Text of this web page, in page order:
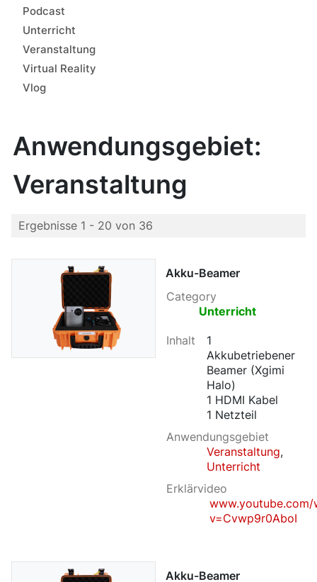
Anwendungsgebiet:
Veranstaltung
Ergebnisse 1 - 20 von 36
Akku-Beamer
Category
Unterricht
Inhalt
1
Akkubetriebener
Beamer (Xgimi
Halo)
1 HDMI Kabel
1 Netzteil
Anwendungsgebiet
Veranstaltung,
Unterricht
Erklärvideo
www.youtube.com/
v=Cvwp9r0AboI
Akku-Beamer
Podcast
Unterricht
Veranstaltung
Virtual Reality
Vlog